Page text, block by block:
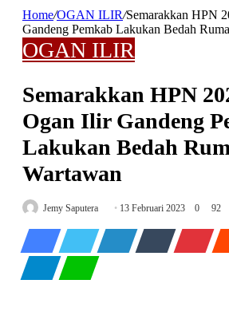
Home/OGAN ILIR/Semarakkan HPN
Gandeng Pemkab Lakukan Bedah
OGAN ILIR
Semarakkan HPN
Ogan Ilir Gandeng
Lakukan Bedah
Wartawan
Jemy Saputera
Send
an
email
13 Februari 2023 0 92